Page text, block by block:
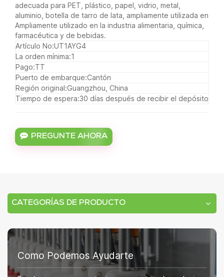
adecuada para PET, plástico, papel, vidrio, metal,
aluminio, botella de tarro de lata, ampliamente utilizada en
Ampliamente utilizado en la industria alimentaria, química,
farmacéutica y de bebidas.
Artículo No:UT1AYG4
La orden mínima:1
Pago:TT
Puerto de embarque:Cantón
Región original:Guangzhou, China
Tiempo de espera:30 días después de recibir el depósito
PREGUNTE AHORA
CATEGORÍAS DE PRODUCTO
Como Podemos Ayudarte